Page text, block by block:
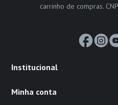
carrinho de compras.
Institucional
Minha conta